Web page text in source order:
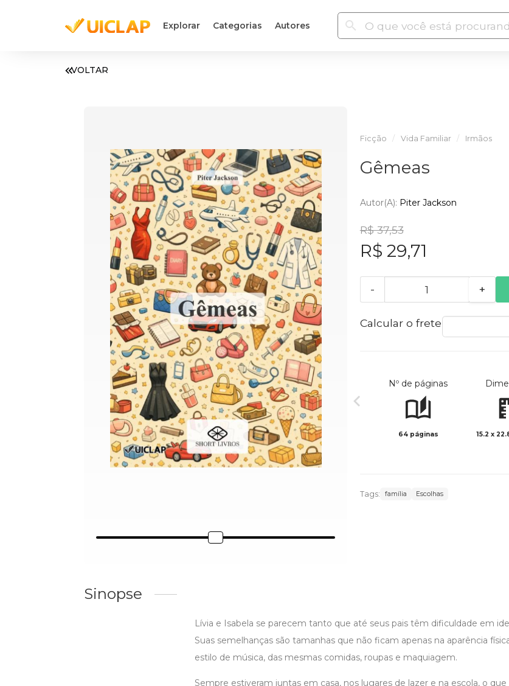
Explorar Categorias Autores
VOLTAR
Ficção Vida Familiar Irmãos
Gêmeas
Autor(a): Piter Jackson
R$ 37,53
R$ 29,71
- +
Calcular o frete
Nº de páginas
64 páginas 15.2 x
Tags: família Escolhas
Sinopse
Lívia e Isabela se parecem tanto que até seus pais têm dificuldade em
Suas semelhanças são tamanhas que não ficam apenas na aparência
estilo de música, das mesmas comidas, roupas e maquiagem.
Sempre estiveram juntas em casa, nos lugares de lazer e na escola, o